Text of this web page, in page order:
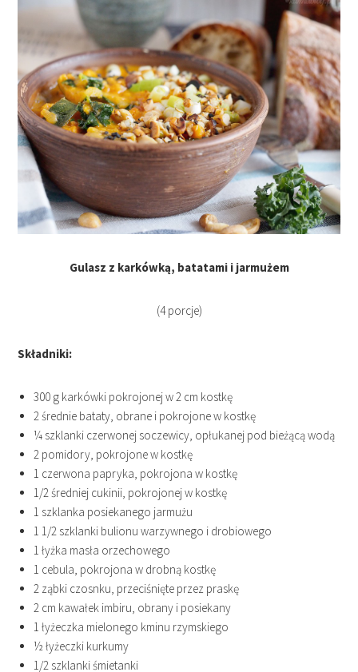
Gulasz z karkówką, batatami i jarmużem
(4 porcje)
Składniki:
300 g karkówki pokrojonej w 2 cm kostkę
2 średnie bataty, obrane i pokrojone w kostkę
¼ szklanki czerwonej soczewicy, opłukanej pod bieżącą wodą
2 pomidory, pokrojone w kostkę
1 czerwona papryka, pokrojona w kostkę
1/2 średniej cukinii, pokrojonej w kostkę
1 szklanka posiekanego jarmużu
1 1/2 szklanki bulionu warzywnego i drobiowego
1 łyżka masła orzechowego
1 cebula, pokrojona w drobną kostkę
2 ząbki czosnku, przeciśnięte przez praskę
2 cm kawałek imbiru, obrany i posiekany
1 łyżeczka mielonego kminu rzymskiego
½ łyżeczki kurkumy
1/2 szklanki śmietanki